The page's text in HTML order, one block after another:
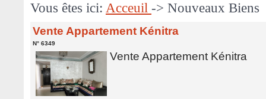
Vous êtes ici: Acceuil -> Nouveaux Biens
Vente Appartement Kénitra
N° 6349
Vente Appartement Kénitra